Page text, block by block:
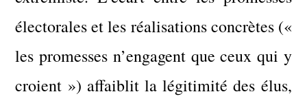
électorales et les réalisations concrètes («
les promesses n’engagent que ceux qui y
croient ») affaiblit la légitimité des élus,